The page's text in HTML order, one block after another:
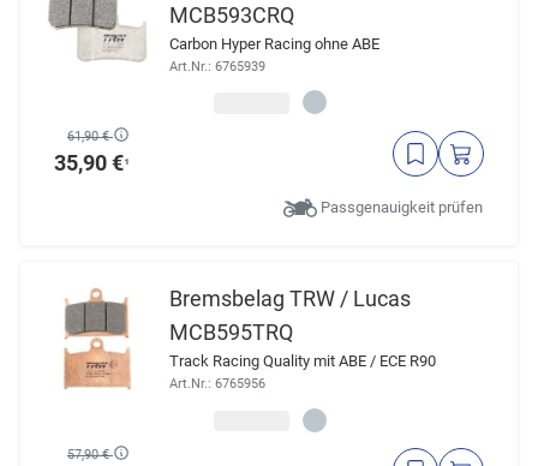
MCB593CRQ
Carbon Hyper Racing ohne ABE
Art.Nr.: 6765939
61,90 €
35,90 €¹
Passgenauigkeit prüfen
Bremsbelag TRW / Lucas
MCB595TRQ
Track Racing Quality mit ABE / ECE R90
Art.Nr.: 6765956
57,90 €